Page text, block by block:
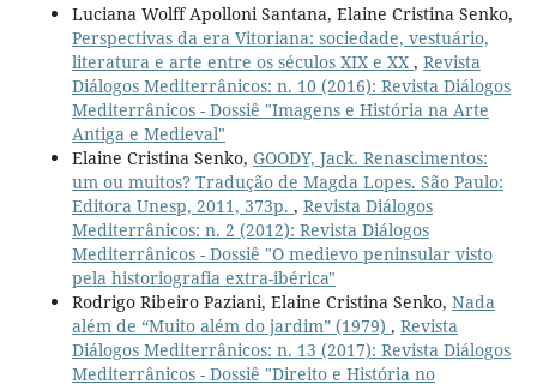
Luciana Wolff Apolloni Santana, Elaine Cristina Senko,
Perspectivas da era Vitoriana: sociedade, vestuário,
literatura e arte entre os séculos XIX e XX , Revista
Diálogos Mediterrânicos: n. 10 (2016): Revista Diálogos
Mediterrânicos - Dossiê "Imagens e História na Arte
Antiga e Medieval"
Elaine Cristina Senko, GOODY, Jack. Renascimentos:
um ou muitos? Tradução de Magda Lopes. São Paulo:
Editora Unesp, 2011, 373p. , Revista Diálogos
Mediterrânicos: n. 2 (2012): Revista Diálogos
Mediterrânicos - Dossiê "O medievo peninsular visto
pela historiografia extra-ibérica"
Rodrigo Ribeiro Paziani, Elaine Cristina Senko, Nada
além de “Muito além do jardim” (1979) , Revista
Diálogos Mediterrânicos: n. 13 (2017): Revista Diálogos
Mediterrânicos - Dossiê "Direito e História no